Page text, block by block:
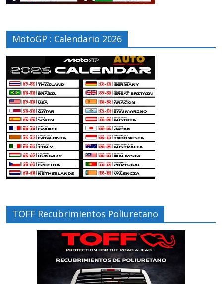
MotoGP : Calendario 2026
TOFF Recubrimientos Poliuretano